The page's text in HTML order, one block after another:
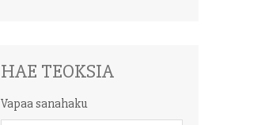
HAE TEOKSIA
Vapaa sanahaku